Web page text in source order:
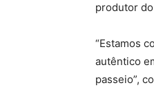
produtor
“Estamos
autêntico
passeio”,